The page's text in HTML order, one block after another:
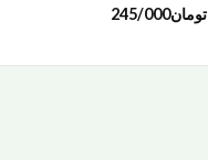
تومان245/000